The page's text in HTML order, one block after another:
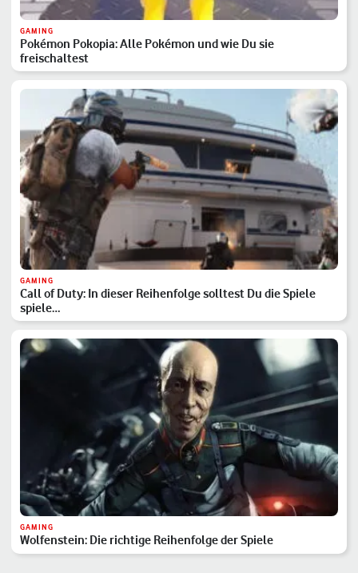
GAMING
Pokémon Pokopia: Alle Pokémon und wie Du sie
freischaltest
GAMING
Call of Duty: In dieser Reihenfolge solltest Du die Spiele
spiele…
GAMING
Wolfenstein: Die richtige Reihenfolge der Spiele